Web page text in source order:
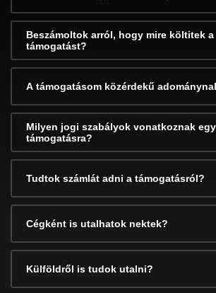
Beszámoltok arról, hogy mire költitek a
támogatást?
A támogatásom közérdekű
Milyen jogi szabályok vonatkoznak
támogatásra?
Tudtok számlát adni a támogatásról?
Cégként is utalhatok nektek?
Külföldről is tudok utalni?